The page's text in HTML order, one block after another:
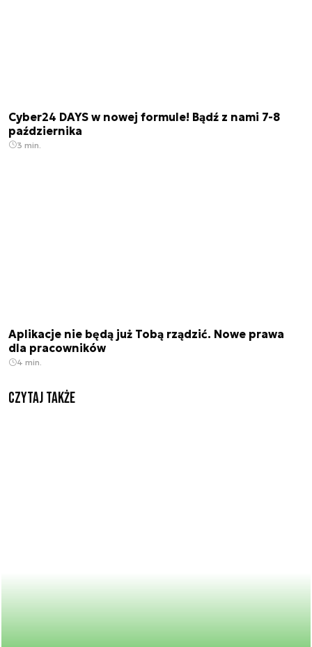
Cyber24 DAYS w nowej formule! Bądź z nami 7-8
października
3 min.
Aplikacje nie będą już Tobą rządzić. Nowe prawa
dla pracowników
4 min.
Czytaj także